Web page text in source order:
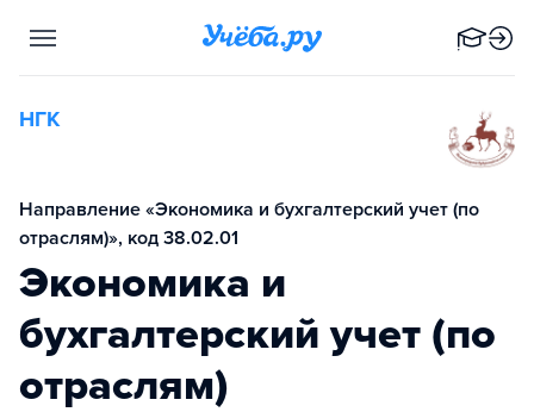
НГК
Направление «Экономика и бухгалтерский учет (по
отраслям)», код 38.02.01
Экономика и
бухгалтерский учет (по
отраслям)